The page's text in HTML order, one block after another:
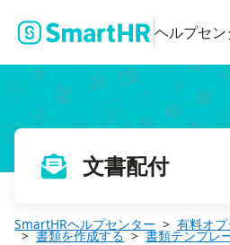
ヘルプセン
文書配付
SmartHRヘルプセンター 有料オ
書類を作成する 書類テンプレ